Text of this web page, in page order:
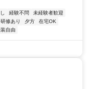
経験不問
未経験者歓迎
研修あり 夕方
在宅OK
装自由